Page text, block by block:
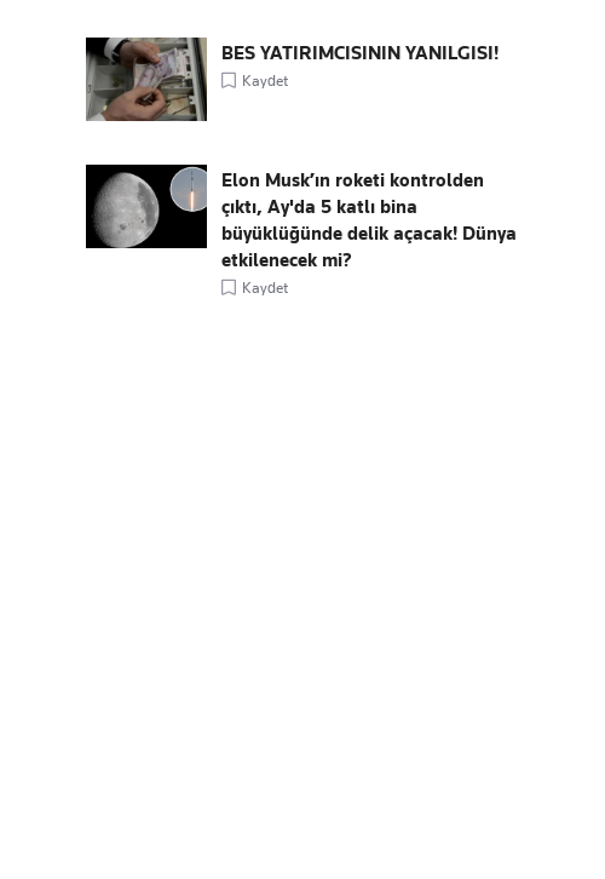
BES YATIRIMCISININ YANILGISI!
Kaydet
Elon Musk’ın roketi kontrolden
çıktı, Ay'da 5 katlı bina
büyüklüğünde delik açacak! Dünya
etkilenecek mi?
Kaydet